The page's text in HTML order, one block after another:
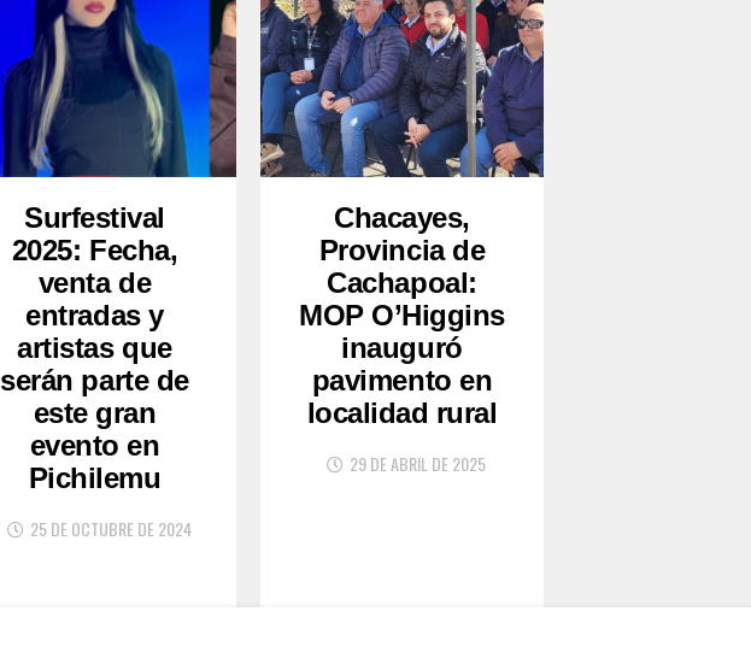
Surfestival
2025: Fecha,
venta de
entradas y
artistas que
serán parte de
este gran
evento en
Pichilemu
25 DE OCTUBRE DE 2024
Chacayes,
Provincia de
Cachapoal:
MOP O’Higgins
inauguró
pavimento en
localidad rural
29 DE ABRIL DE 2025